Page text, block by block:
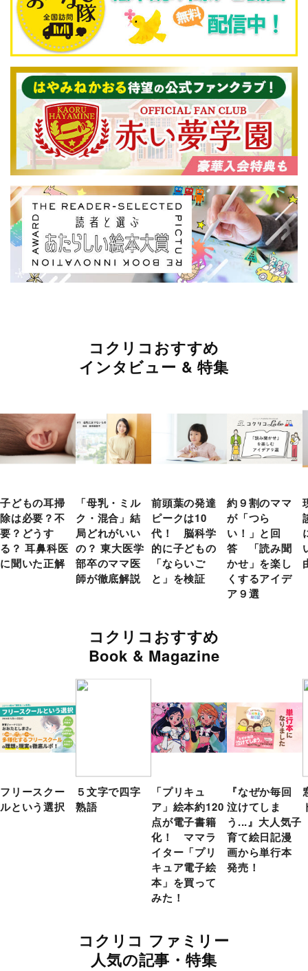
コクリコおすすめ
インタビュー & 特集
子どもの耳掃
除は必要？不
要？どうす
る？ 耳鼻科医
に聞いた正解
「母乳・ミル
ク・混合」結
局どれがいい
の？ 東大医学
部卒のママ医
師が徹底解説
前頭葉の発達
ピークは10
代！ 脳科学
的に子どもの
「ならいご
と」を検証
約９割のママ
が「つら
い！」と回
答 「読み聞
かせ」を楽し
くするアイデ
ア９選
コクリコおすすめ
Book & Magazine
フリースクー
ルという選択
５文字で四字
熟語
「プリキュ
ア」絵本約120
点が電子書籍
化！ ママラ
イター「プリ
キュア電子絵
本」を買って
みた！
『なぜか毎回
泣けてしま
う...』大人気子
育て絵日記漫
画から単行本
発売！
コクリコ ファミリー
人気の記事・特集